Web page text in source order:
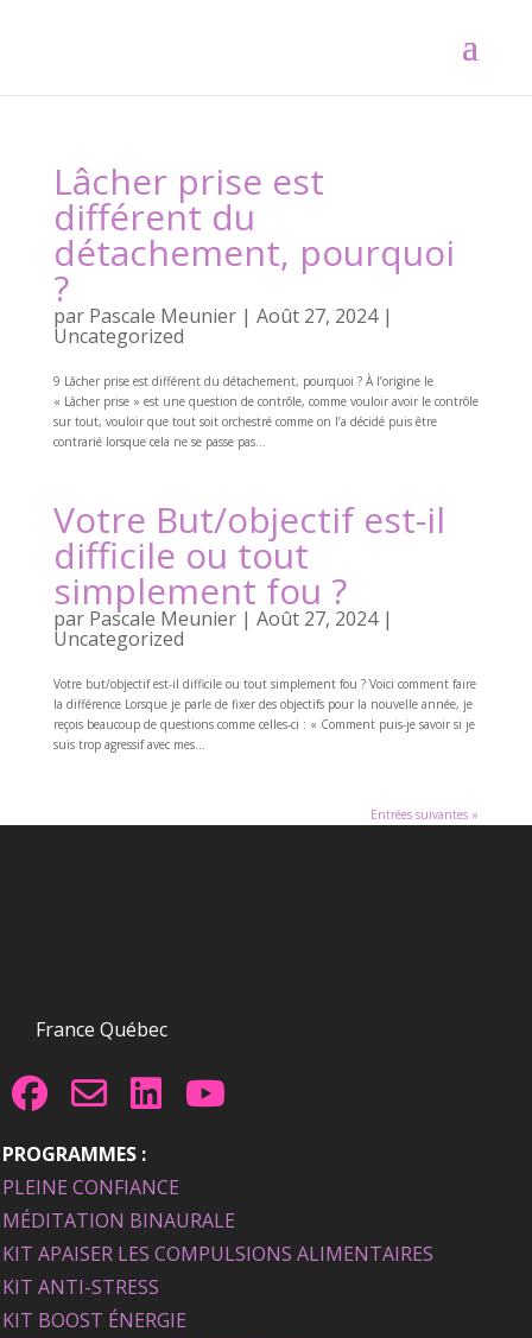
Lâcher prise est
différent du
détachement, pourquoi
?
par Pascale Meunier| Août 27, 2024|
Uncategorized
9 Lâcher prise est différent du détachement, pourquoi ? À l’origine le
« Lâcher prise » est une question de contrôle, comme vouloir avoir le contrôle
sur tout, vouloir que tout soit orchestré comme on l’a décidé puis être
contrarié lorsque cela ne se passe pas...
Votre But/objectif est-il
difficile ou tout
simplement fou ?
par Pascale Meunier| Août 27, 2024|
Uncategorized
Votre but/objectif est-il difficile ou tout simplement fou ? Voici comment faire
la différence Lorsque je parle de fixer des objectifs pour la nouvelle année, je
reçois beaucoup de questions comme celles-ci : « Comment puis-je savoir si je
suis trop agressif avec mes...
Entrées suivantes »
France Québec
PROGRAMMES :
PLEINE CONFIANCE
MÉDITATION BINAURALE
KIT APAISER LES COMPULSIONS ALIMENTAIRES
KIT ANTI-STRESS
KIT BOOST ÉNERGIE